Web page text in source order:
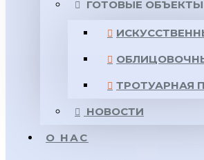
ГОТОВЫЕ ОБЪЕКТЫ
ТРОТУАРНАЯ
НОВОСТИ
О НАС